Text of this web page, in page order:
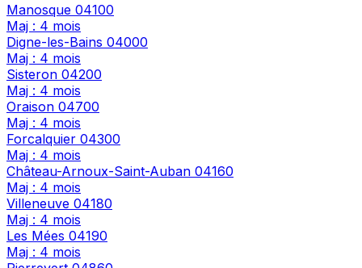
Manosque 04100
Maj : 4 mois
Digne-les-Bains 04000
Maj : 4 mois
Sisteron 04200
Maj : 4 mois
Oraison 04700
Maj : 4 mois
Forcalquier 04300
Maj : 4 mois
Château-Arnoux-Saint-Auban 04160
Maj : 4 mois
Villeneuve 04180
Maj : 4 mois
Les Mées 04190
Maj : 4 mois